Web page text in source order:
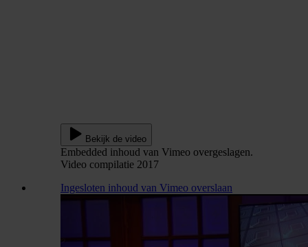
Bekijk de video
Embedded inhoud van Vimeo overgeslagen.
Video compilatie 2017
Ingesloten inhoud van Vimeo overslaan